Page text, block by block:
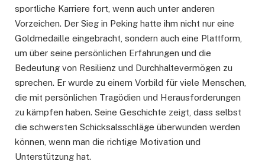
sportliche Karriere fort, wenn auch unter anderen
Vorzeichen. Der Sieg in Peking hatte ihm nicht nur eine
Goldmedaille eingebracht, sondern auch eine Plattform,
um über seine persönlichen Erfahrungen und die
Bedeutung von Resilienz und Durchhaltevermögen zu
sprechen. Er wurde zu einem Vorbild für viele Menschen,
die mit persönlichen Tragödien und Herausforderungen
zu kämpfen haben. Seine Geschichte zeigt, dass selbst
die schwersten Schicksalsschläge überwunden werden
können, wenn man die richtige Motivation und
Unterstützung hat.